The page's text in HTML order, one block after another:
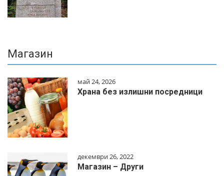
Магазин
май 24, 2026
Храна без излишни посредници
декември 26, 2022
Магазин – Други